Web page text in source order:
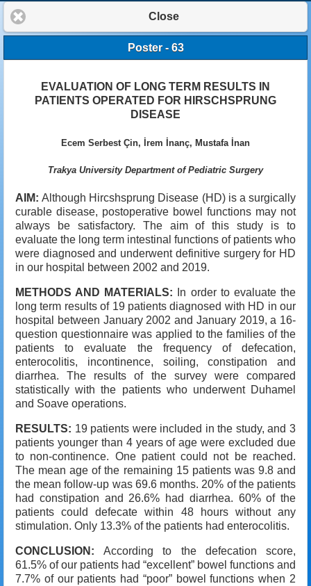
Close
Poster - 63
EVALUATION OF LONG TERM RESULTS IN
PATIENTS OPERATED FOR HIRSCHSPRUNG
DISEASE
Ecem Serbest Çin, İrem İnanç, Mustafa İnan
Trakya University Department of Pediatric Surgery
AIM:Although Hircshsprung Disease (HD) is a surgically
curable disease, postoperative bowel functions may not
always be satisfactory. The aim of this study is to
evaluate the long term intestinal functions of patients who
were diagnosed and underwent definitive surgery for HD
in our hospital between 2002 and 2019.
METHODS AND MATERIALS: In order to evaluate the
long term results of 19 patients diagnosed with HD in our
hospital between January 2002 and January 2019, a 16-
question questionnaire was applied to the families of the
patients to evaluate the frequency of defecation,
enterocolitis, incontinence, soiling, constipation and
diarrhea. The results of the survey were compared
statistically with the patients who underwent Duhamel
and Soave operations.
RESULTS: 19 patients were included in the study, and 3
patients younger than 4 years of age were excluded due
to non-continence. One patient could not be reached.
The mean age of the remaining 15 patients was 9.8 and
the mean follow-up was 69.6 months. 20% of the patients
had constipation and 26.6% had diarrhea. 60% of the
patients could defecate within 48 hours without any
stimulation. Only 13.3% of the patients had enterocolitis.
CONCLUSION:According to the defecation score,
61.5% of our patients had “excellent” bowel functions and
7.7% of our patients had “poor” bowel functions when 2